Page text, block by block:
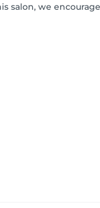
salon, we